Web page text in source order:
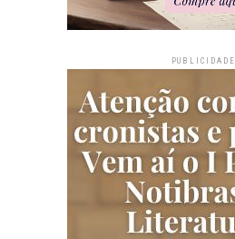
PUBLICIDADE